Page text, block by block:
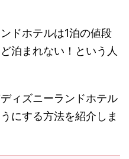
ドホテルは1泊の値段
泊まれない！という人
ィズニーランドホテル
にする方法を紹介しま